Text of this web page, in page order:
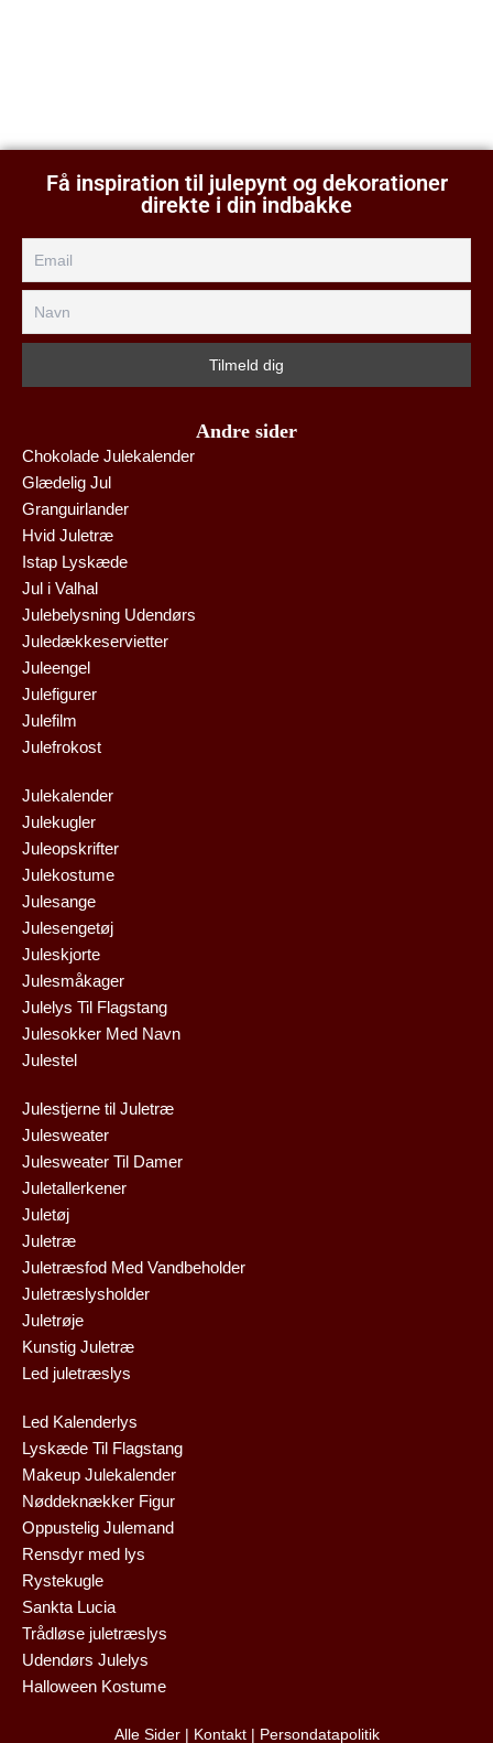
Få inspiration til julepynt og dekorationer
direkte i din indbakke
Andre sider
Chokolade Julekalender
Glædelig Jul
Granguirlander
Hvid Juletræ
Istap Lyskæde
Jul i Valhal
Julebelysning Udendørs
Juledækkeservietter
Juleengel
Julefigurer
Julefilm
Julefrokost
Julekalender
Julekugler
Juleopskrifter
Julekostume
Julesange
Julesengetøj
Juleskjorte
Julesmåkager
Julelys Til Flagstang
Julesokker Med Navn
Julestel
Julestjerne til Juletræ
Julesweater
Julesweater Til Damer
Juletallerkener
Juletøj
Juletræ
Juletræsfod Med Vandbeholder
Juletræslysholder
Juletrøje
Kunstig Juletræ
Led juletræslys
Led Kalenderlys
Lyskæde Til Flagstang
Makeup Julekalender
Nøddeknækker Figur
Oppustelig Julemand
Rensdyr med lys
Rystekugle
Sankta Lucia
Trådløse juletræslys
Udendørs Julelys
Halloween Kostume
Alle Sider| Kontakt| Persondatapolitik